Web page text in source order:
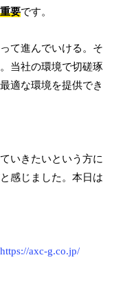
要です。
て進んでいける。そ
当社の環境で切磋琢
適な環境を提供でき
いきたいという方に
感じました。本日は
https://axc-g.co.jp/